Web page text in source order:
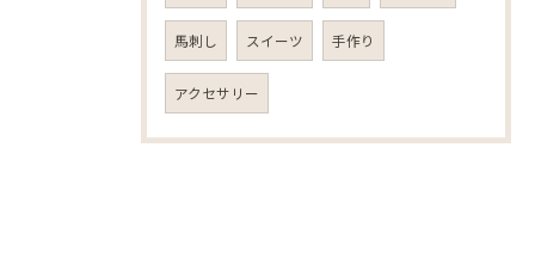
馬刺し スイーツ 手作り
アクセサリー